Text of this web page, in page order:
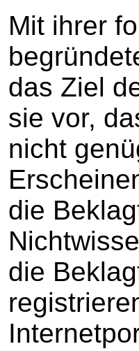
Mit ihrer
das Ziel
sie vor,
nicht
die
die